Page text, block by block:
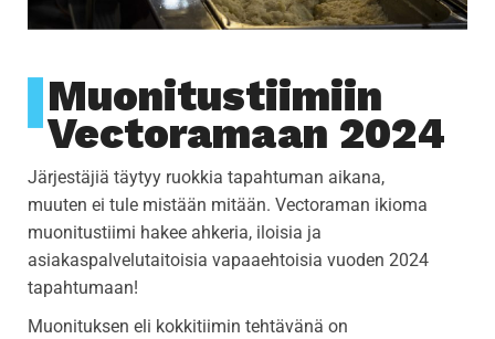
i
Muonitustiimiin
Vectoramaan 2024
Järjestäjiä täytyy ruokkia tapahtuman aikana,
muuten ei tule mistään mitään. Vectoraman ikioma
muonitustiimi hakee ahkeria, iloisia ja
asiakaspalvelutaitoisia vapaaehtoisia vuoden 2024
tapahtumaan!
Muonituksen eli kokkitiimin tehtävänä on